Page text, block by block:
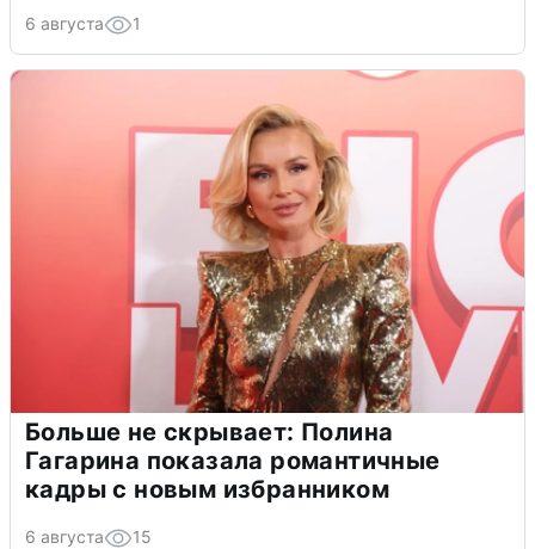
6 августа 1
Больше не скрывает: Полина
Гагарина показала романтичные
кадры с новым избранником
6 августа 15